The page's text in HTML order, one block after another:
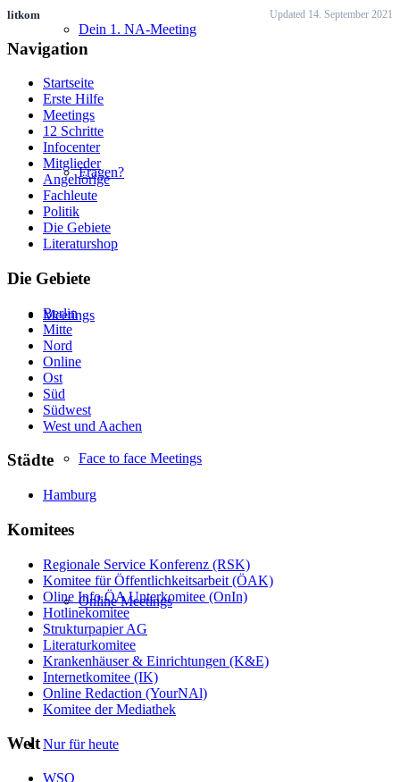
Dein 1. NA-Meeting
Fragen?
Meetings
Face to face Meetings
Online Meetings
Nur für heute
litkom Updated 14. September 2021
Navigation
Startseite
Erste Hilfe
Meetings
12 Schritte
Infocenter
Mitglieder
Angehörige
Fachleute
Politik
Die Gebiete
Literaturshop
Die Gebiete
Berlin
Mitte
Nord
Online
Ost
Süd
Südwest
West und Aachen
Städte
Hamburg
Komitees
Regionale Service Konferenz (RSK)
Komitee für Öffentlichkeitsarbeit (ÖAK)
Oline Info ÖA Unterkomitee (OnIn)
Hotlinekomitee
Strukturpapier AG
Literaturkomitee
Krankenhäuser & Einrichtungen (K&E)
Internetkomitee (IK)
Online Redaction (YourNAl)
Komitee der Mediathek
Welt
WSO